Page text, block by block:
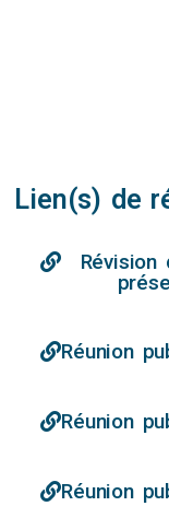
Lien(s) de
Révision
Réunion
Réunion
Réunion